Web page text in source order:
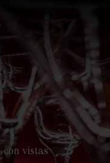
vistas